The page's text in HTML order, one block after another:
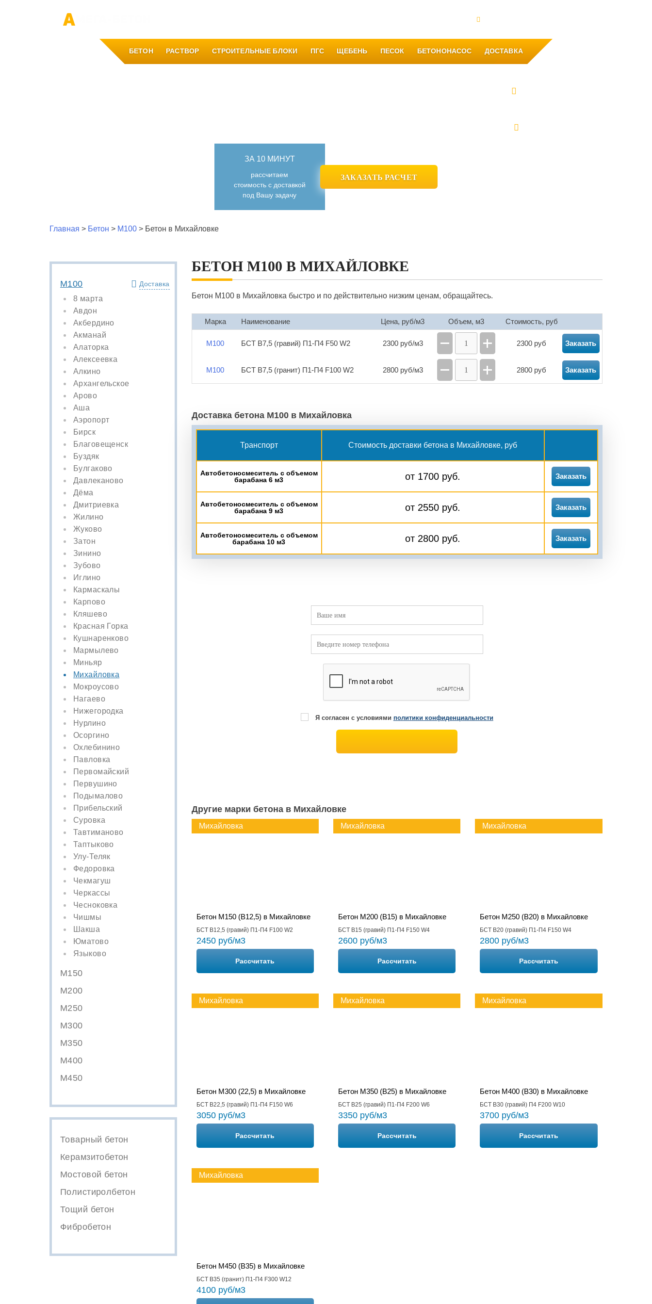
БЕТОН РАСТВОР СТРОИТЕЛЬНЫЕ БЛОКИ ПГС ЩЕБЕНЬ ПЕСОК БЕТОНОНАСОС ДОСТАВКА
ЗА 10 МИНУТ
рассчитаем
стоимость с доставкой
под Вашу задачу
ЗАКАЗАТЬ РАСЧЕТ
Главная > Бетон > М100 > Бетон в Михайловке
М100 Доставка
8 марта
Авдон
Акбердино
Акманай
Алаторка
Алексеевка
Алкино
Архангельское
Арово
Аша
Аэропорт
Бирск
Благовещенск
Буздяк
Булгаково
Давлеканово
Дёма
Дмитриевка
Жилино
Жуково
Затон
Зинино
Зубово
Иглино
Кармаскалы
Карпово
Кляшево
Красная Горка
Кушнаренково
Мармылево
Миньяр
Михайловка
Мокроусово
Нагаево
Нижегородка
Нурлино
Осоргино
Охлебинино
Павловка
Первомайский
Первушино
Подымалово
Прибельский
Суровка
Тавтиманово
Таптыково
Улу-Теляк
Федоровка
Чекмагуш
Черкассы
Чесноковка
Чишмы
Шакша
Юматово
Языково
М150
М200
М250
М300
М350
М400
М450
Товарный бетон
Керамзитобетон
Мостовой бетон
Полистиролбетон
Тощий бетон
Фибробетон
БЕТОН М100 В МИХАЙЛОВКЕ
Бетон М100 в Михайловка быстро и по действительно низким ценам, обращайтесь.
Марка Наименование Цена, руб/м3 Объем, м3 Стоимость, руб
М100 БСТ В7,5 (гравий) П1-П4 F50 W2 2300 руб/м3 2300 руб Заказать
М100 БСТ В7,5 (гранит) П1-П4 F100 W2 2800 руб/м3 2800 руб Заказать
Доставка бетона М100 в Михайловка
Транспорт Стоимость доставки бетона в Михайловке, руб
Автобетоносмеситель с объемом
барабана 6 м3
от 1700 руб. Заказать
Автобетоносмеситель с объемом
барабана 9 м3
от 2550 руб. Заказать
Автобетоносмеситель с объемом
барабана 10 м3
от 2800 руб. Заказать
Я согласен с условиями политики конфиденциальности
Другие марки бетона в Михайловке
Михайловка
Бетон М150 (B12,5) в Михайловке
БСТ В12,5 (гравий) П1-П4 F100 W2
2450 руб/м3
Рассчитать
Михайловка
Бетон М200 (B15) в Михайловке
БСТ В15 (гравий) П1-П4 F150 W4
2600 руб/м3
Рассчитать
Михайловка
Бетон М250 (B20) в Михайловке
БСТ В20 (гравий) П1-П4 F150 W4
2800 руб/м3
Рассчитать
Михайловка
Бетон М300 (22,5) в Михайловке
БСТ В22,5 (гравий) П1-П4 F150 W6
3050 руб/м3
Рассчитать
Михайловка
Бетон М350 (B25) в Михайловке
БСТ В25 (гравий) П1-П4 F200 W6
3350 руб/м3
Рассчитать
Михайловка
Бетон М400 (B30) в Михайловке
БСТ В30 (гравий) П4 F200 W10
3700 руб/м3
Рассчитать
Михайловка
Бетон М450 (B35) в Михайловке
БСТ В35 (гранит) П1-П4 F300 W12
4100 руб/м3